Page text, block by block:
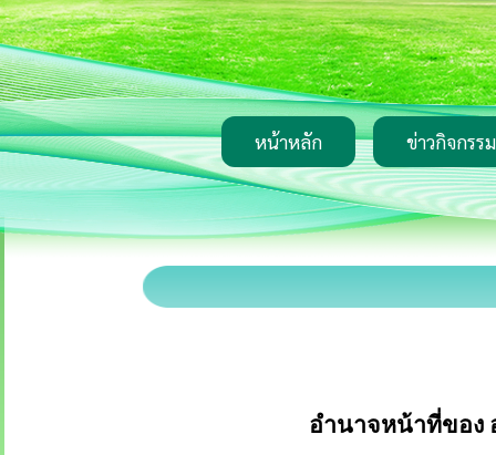
หน้าหลัก ข่าวกิจกรรม
อำนาจหน้าที่ของ